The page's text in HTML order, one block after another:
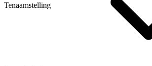
Tenaamstelling